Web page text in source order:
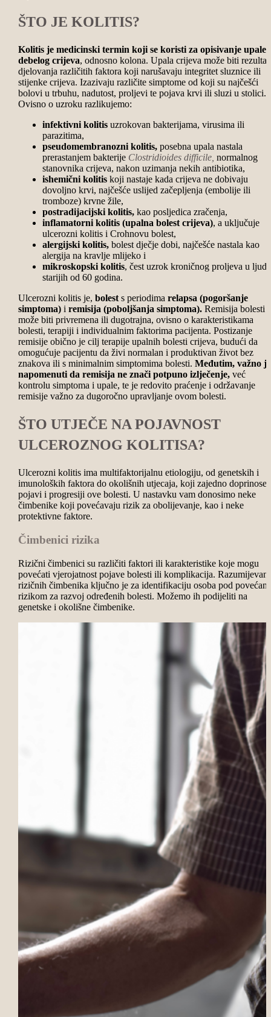
ŠTO JE KOLITIS?
Kolitis je medicinski termin koji se koristi za opisivanje upale
debelog crijeva, odnosno kolona. Upala crijeva može biti rezultat
djelovanja različitih faktora koji narušavaju integritet sluznice ili
stijenke crijeva. Izazivaju različite simptome od koji su najčešći
bolovi u trbuhu, nadutost, proljevi te pojava krvi ili sluzi u stolici.
Ovisno o uzroku razlikujemo:
infektivni kolitisuzrokovan bakterijama, virusima ili
parazitima,
pseudomembranozni kolitis,posebna upala nastala
prerastanjem bakterije Clostridioides difficile, normalnog
stanovnika crijeva, nakon uzimanja nekih antibiotika,
ishemični kolitis koji nastaje kada crijeva ne dobivaju
dovoljno krvi, najčešće uslijed začepljenja (embolije ili
tromboze) krvne žile,
postradijacijski kolitis,kao posljedica zračenja,
inflamatorni kolitis (upalna bolest crijeva), a uključuje
ulcerozni kolitis i Crohnovu bolest,
alergijski kolitis, bolest dječje dobi, najčešće nastala kao
alergija na kravlje mlijeko i
mikroskopski kolitis, čest uzrok kroničnog proljeva u ljudi
starijih od 60 godina.
Ulcerozni kolitis je, bolest s periodima relapsa (pogoršanje
simptoma) i remisija (poboljšanja simptoma).Remisija bolesti
može biti privremena ili dugotrajna, ovisno o karakteristikama
bolesti, terapiji i individualnim faktorima pacijenta. Postizanje
remisije obično je cilj terapije upalnih bolesti crijeva, budući da
omogućuje pacijentu da živi normalan i produktivan život bez
znakova ili s minimalnim simptomima bolesti. Međutim, važno je
napomenuti da remisija ne znači potpuno izlječenje,već
kontrolu simptoma i upale, te je redovito praćenje i održavanje
remisije važno za dugoročno upravljanje ovom bolesti.
ŠTO UTJEČE NA POJAVNOST
ULCEROZNOG KOLITISA?
Ulcerozni kolitis ima multifaktorijalnu etiologiju, od genetskih i
imunoloških faktora do okolišnih utjecaja, koji zajedno doprinose
pojavi i progresiji ove bolesti. U nastavku vam donosimo neke
čimbenike koji povećavaju rizik za obolijevanje, kao i neke
protektivne faktore.
Čimbenici rizika
Rizični čimbenici su različiti faktori ili karakteristike koje mogu
povećati vjerojatnost pojave bolesti ili komplikacija.
rizičnih čimbenika ključno je za identifikaciju osoba pod
rizikom za razvoj određenih bolesti. Možemo ih podijeliti na
genetske i okolišne čimbenike.